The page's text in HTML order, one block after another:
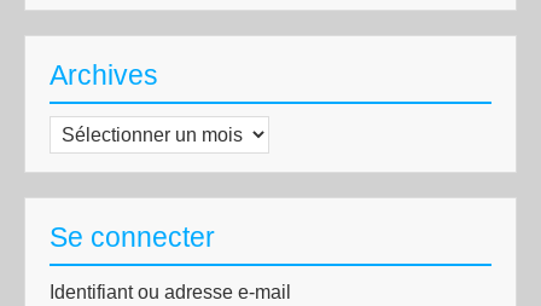
Archives
Archives
Se connecter
Identifiant ou adresse e-mail